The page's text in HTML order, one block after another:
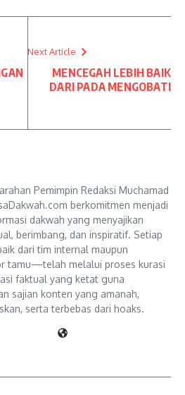
Next Article
MENCEGAH LEBIH BAIK
DARI PADA MENGOBATI
Pemimpin Redaksi Muchamad
berkomitmen menjadi
dakwah yang menyajikan
berimbang, dan inspiratif. Setiap
dari tim internal maupun
tamu—telah melalui proses kurasi
faktual yang ketat guna
sajian konten yang amanah,
serta terbebas dari hoaks.